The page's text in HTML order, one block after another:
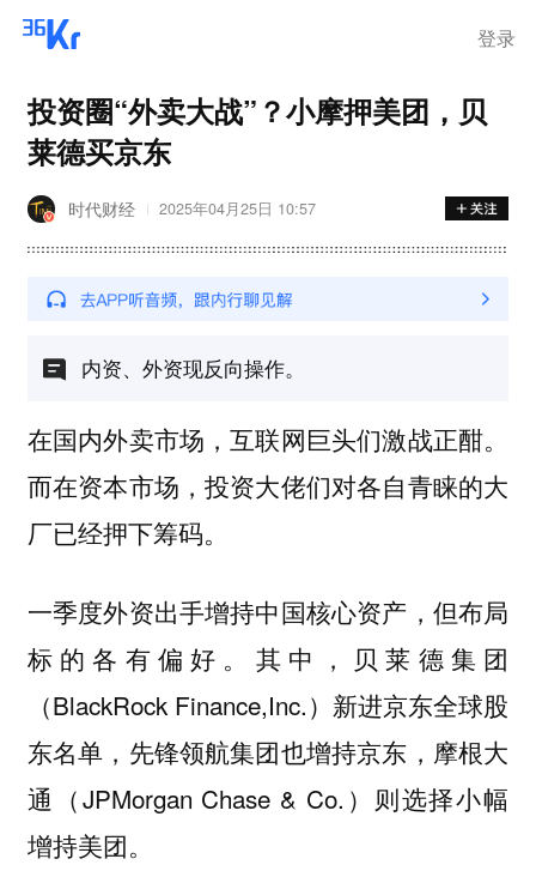
登录
投资圈“外卖大战”？小摩押美团，贝
莱德买京东
时代财经 2025年04月25日 10:57
内资、外资现反向操作。
在国内外卖市场，互联网巨头们激战正酣。
而在资本市场，投资大佬们对各自青睐的大
厂已经押下筹码。
一季度外资出手增持中国核心资产，但布局
标的各有偏好。其中，贝莱德集团
（BlackRock Finance,Inc.）新进京东全球股
东名单，先锋领航集团也增持京东，摩根大
通（JPMorgan Chase & Co.）则选择小幅
增持美团。